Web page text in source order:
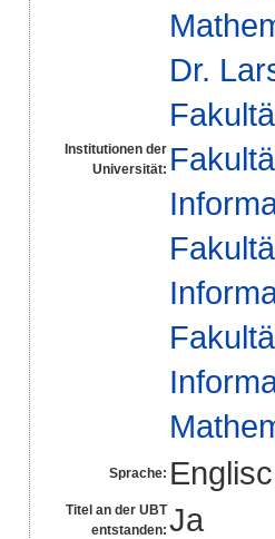
Institutionen der
Universität:
Dr.
Sprache:
Titel an der UBT
entstanden: Ja